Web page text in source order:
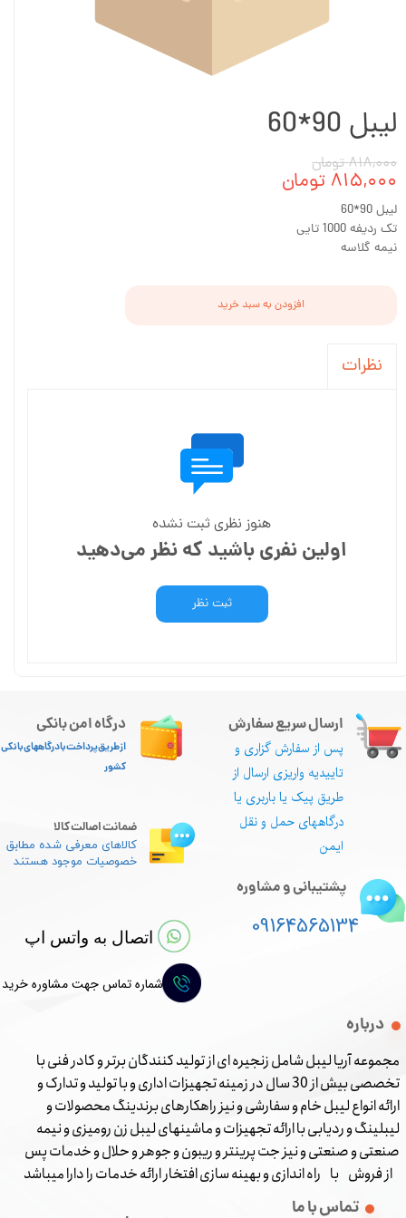
لیبل 90*60
۸۱۸,۰۰۰ تومان
۸۱۵,۰۰۰ تومان
لیبل 90*60
تک ردیفه 1000 تایی
نیمه گلاسه
افزودن به سبد خرید
نظرات
هنوز نظری ثبت نشده
اولین نفری باشید که نظر می‌دهید
ثبت نظر
ارسال سریع سفارش
پس از سفارش گزاری و
تاییدیه واریزی ارسال از
طریق پیک یا باربری یا
درگاههای حمل و نقل
ایمن
درباره
مجموعه آریا لیبل شامل زنجیره ای از تولید کنندگان برتر و کادر فنی با
تخصصی بیش از 30 سال در زمینه تجهیزات اداری و با تولید و تدارک و
ارائه انواع لیبل خام و سفارشی و نیز راهکارهای برندینگ محصولات و
لیبلینگ و ردیابی با ارائه تجهیزات و ماشینهای لیبل زن رومیزی و نیمه
صنعتی و صنعتی و نیز جت پرینتر و ریبون و جوهر و حلال و خدمات پس
از فروش با راه اندازی و بهینه سازی افتخار ارائه خدمات را دارا میباشد
تماس با ما
درگاه امن بانکی
از طریق پرداخت با درگاههای بانکی
کشور
پشتیبانی و مشاوره
09164565134
ضمانت اصالت کالا
کالاهای معرفی شده مطابق
خصوصیات موجود هستند
اتصال به واتس اپ
شماره تماس جهت مشاوره خرید